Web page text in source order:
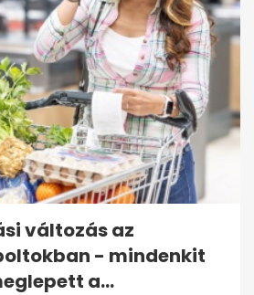
változás az
- mindenkit
a...